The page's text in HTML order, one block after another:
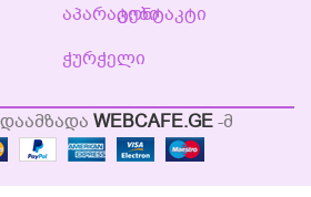
აპარატები
ჭურჭელი
კონტაკტი
WEBCAFE.GE-მ